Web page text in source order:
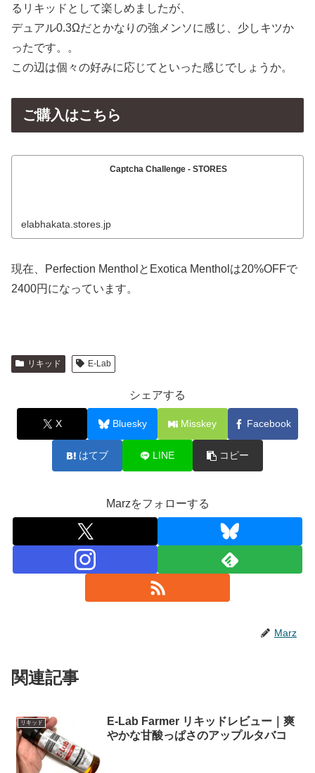
るリキッドとして楽しめましたが、
デュアル0.3Ωだとかなりの強メンソに感じ、少しキツか
ったです。。
この辺は個々の好みに応じてといった感じでしょうか。
ご購入はこちら
Captcha Challenge - STORES
elabhakata.stores.jp
現在、Perfection MentholとExotica Mentholは20%OFFで
2400円になっています。
リキッド E-Lab
シェアする
X Bluesky Misskey Facebook
はてブ LINE コピー
Marzをフォローする
Marz
関連記事
リキッド
E-Lab Farmer リキッドレビュー｜爽
やかな甘酸っぱさのアップルタバコ